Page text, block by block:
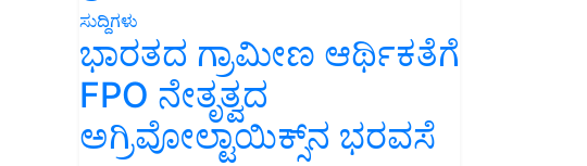
ಸುದ್ದಿಗಳು
ಭಾರತದ ಗ್ರಾಮೀಣ ಆರ್ಥಿಕತೆಗೆ
FPO ನೇತೃತ್ವದ
ಅಗ್ರಿವೋಲ್ಟಾಯಿಕ್ಸ್‌ನ ಭರವಸೆ